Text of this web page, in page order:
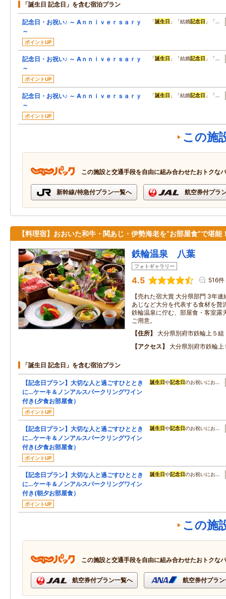
「誕生日 記念日」を含む宿泊プラン
記念日・お祝い♪ ～ Aｎｎｉｖｅｒｓａｒｙ
～
ポイントUP
「誕生日 」「結婚記念日 」「…
記念日・お祝い♪ ～ Aｎｎｉｖｅｒｓａｒｙ
～
ポイントUP
「誕生日 」「結婚記念日 」「…
記念日・お祝い♪ ～ Aｎｎｉｖｅｒｓａｒｙ
～
ポイントUP
「誕生日 」「結婚記念日 」「…
この施
この施設と交通手段を自由に組み合わせたおトクな
新幹線/特急付プラン一覧へ 航空券付プラ
【料理宿】おおいた和牛・関あじ・伊勢海老を“お部屋食”で堪能
鉄輪温泉 八葉
フォトギャラリー
4.5 516件
【売れた宿大賞 大分県部門 3年
あじなど大分を代表する食材を贅
鉄輪温泉に佇む、部屋食・客室露
ご用意。
住所
大分県別府市鉄輪上５組
アクセス
大分県別府市鉄輪上
「誕生日 記念日」を含む宿泊プラン
【記念日プラン】大切な人と過ごすひととき
に…ケーキ＆ノンアルスパークリングワイン
付き(夕食お部屋食）
ポイントUP
誕生日や記念日のお祝いにお…
【記念日プラン】大切な人と過ごすひととき
に…ケーキ＆ノンアルスパークリングワイン
付き(夕食お部屋食）
ポイントUP
誕生日や記念日のお祝いにお…
【記念日プラン】大切な人と過ごすひととき
に…ケーキ＆ノンアルスパークリングワイン
付き(朝夕お部屋食）
ポイントUP
誕生日や記念日のお祝いにお…
この施
この施設と交通手段を自由に組み合わせたおトクな
航空券付プラン一覧へ 航空券付プラ